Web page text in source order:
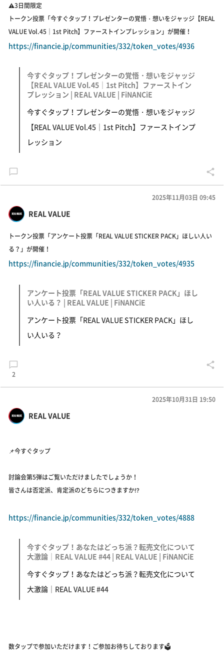
⚠️3日間限定
トークン投票「今すぐタップ！プレゼンターの覚悟・想いをジャッジ【REAL
VALUE Vol.45｜1st Pitch】ファーストインプレッション」が開催！
https://financie.jp/communities/332/token_votes/4936
今すぐタップ！プレゼンターの覚悟・想いをジャッジ
【REAL VALUE Vol.45｜1st Pitch】ファーストイン
プレッション | REAL VALUE | FiNANCiE
今すぐタップ！プレゼンターの覚悟・想いをジャッジ
【REAL VALUE Vol.45｜1st Pitch】ファーストインプ
レッション
REAL VALUE
2025年11月03日 09:45
トークン投票「アンケート投票「REAL VALUE STICKER PACK」ほしい人い
る？」が開催！
https://financie.jp/communities/332/token_votes/4935
アンケート投票「REAL VALUE STICKER PACK」ほし
い人いる？ | REAL VALUE | FiNANCiE
アンケート投票「REAL VALUE STICKER PACK」ほし
い人いる？
2
REAL VALUE
2025年10月31日 19:50
📌今すぐタップ
討論会第5弾はご覧いただけましたでしょうか！
皆さんは否定派、肯定派のどちらにつきますか⁉️
https://financie.jp/communities/332/token_votes/4888
今すぐタップ！あなたはどっち派？転売文化について
大激論｜REAL VALUE #44 | REAL VALUE | FiNANCiE
今すぐタップ！あなたはどっち派？転売文化について
大激論｜REAL VALUE #44
数タップで参加いただけます！ご参加お待ちしております🗳️